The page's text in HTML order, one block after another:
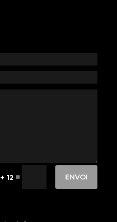
12 = ENVOI